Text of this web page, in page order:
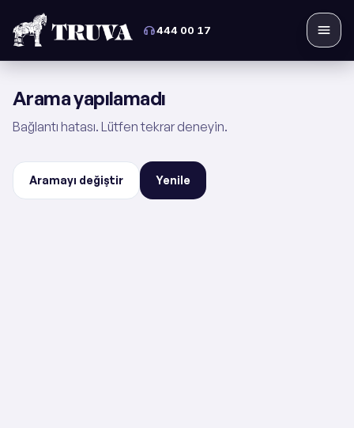
444 00 17
Arama yapılamadı
Bağlantı hatası. Lütfen tekrar deneyin.
Aramayı değiştir Yenile